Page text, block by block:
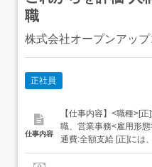
職
株式会社オープンアッ
正社員
仕事内容
【仕事内容】<職種>[
職、営業事務<雇用形
通費:全額支給 [正]には
分が含まれます。 上記